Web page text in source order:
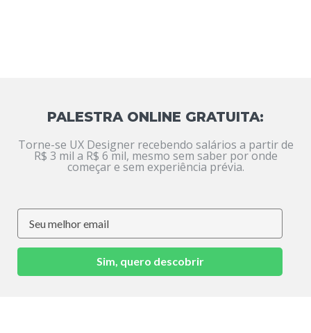
PALESTRA ONLINE GRATUITA:
Torne-se UX Designer recebendo salários a partir de
R$ 3 mil a R$ 6 mil, mesmo sem saber por onde
começar e sem experiência prévia.
Sim, quero descobrir